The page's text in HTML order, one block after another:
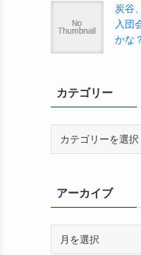
炭谷
入団
かな
カテゴリー
ーアーカイブ